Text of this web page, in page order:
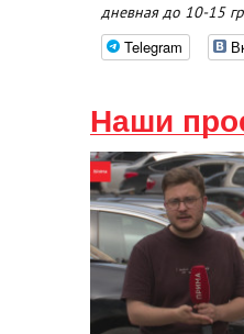
дневная до 10-15
Telegram
Наши